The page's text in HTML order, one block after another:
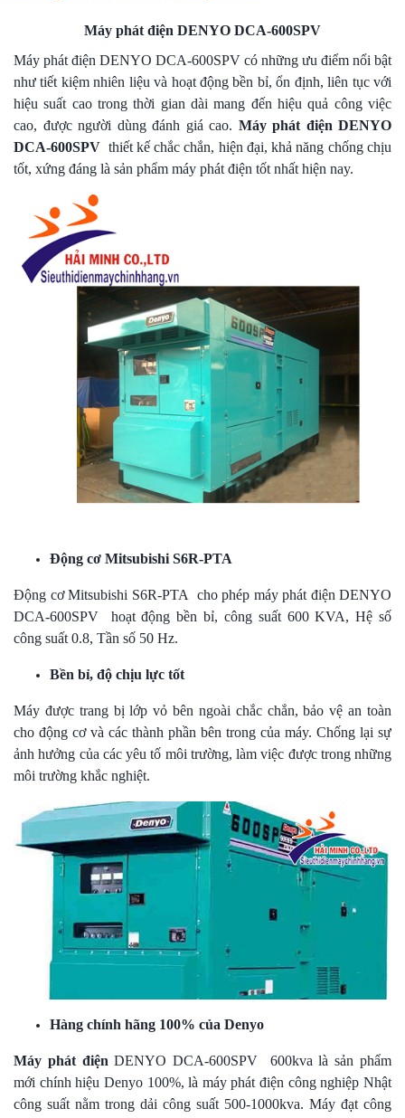
Máy phát điện DENYO DCA-600SPV
Máy phát điện DENYO DCA-600SPV có những ưu điểm nổi bật
như tiết kiệm nhiên liệu và hoạt động bền bỉ, ổn định, liên tục với
hiệu suất cao trong thời gian dài mang đến hiệu quả công việc
cao, được người dùng đánh giá cao. Máy phát điện DENYO
DCA-600SPV thiết kế chắc chắn, hiện đại, khả năng chống chịu
tốt, xứng đáng là sản phẩm máy phát điện tốt nhất hiện nay.
Động cơ Mitsubishi S6R-PTA
Động cơ Mitsubishi S6R-PTA cho phép máy phát điện DENYO
DCA-600SPV hoạt động bền bỉ, công suất 600 KVA, Hệ số
công suất 0.8, Tần số 50 Hz.
Bền bỉ, độ chịu lực tốt
Máy được trang bị lớp vỏ bên ngoài chắc chắn, bảo vệ an toàn
cho động cơ và các thành phần bên trong của máy. Chống lại sự
ảnh hưởng của các yêu tố môi trường, làm việc được trong những
môi trường khắc nghiệt.
Hàng chính hãng 100% của Denyo
Máy phát điện DENYO DCA-600SPV 600kva là sản phẩm
mới chính hiệu Denyo 100%, là máy phát điện công nghiệp Nhật
công suất nằm trong dải công suất 500-1000kva. Máy đạt công